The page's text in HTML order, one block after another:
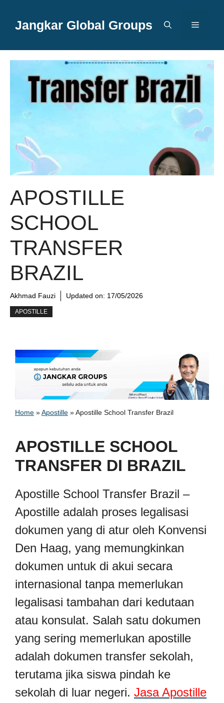
Jangkar Global Groups Menu
APOSTILLE
SCHOOL
TRANSFER
BRAZIL
Akhmad Fauzi Updated on: 17/05/2026
APOSTILLE
Home »Apostille »Apostille School Transfer Brazil
APOSTILLE SCHOOL
TRANSFER DI BRAZIL
Apostille School Transfer Brazil –
Apostille adalah proses legalisasi
dokumen yang di atur oleh Konvensi
Den Haag, yang memungkinkan
dokumen untuk di akui secara
internasional tanpa memerlukan
legalisasi tambahan dari kedutaan
atau konsulat. Salah satu dokumen
yang sering memerlukan apostille
adalah dokumen transfer sekolah,
terutama jika siswa pindah ke
sekolah di luar negeri. Jasa Apostille